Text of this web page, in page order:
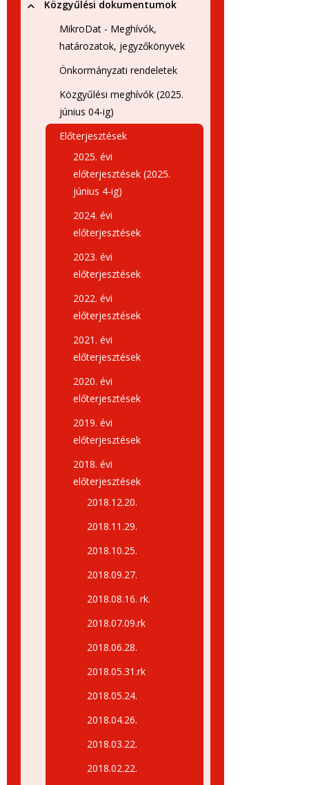
Közgyűlési dokumentumok
MikroDat - Meghívók,
határozatok, jegyzőkönyvek
Önkormányzati rendeletek
Közgyűlési meghívók (2025.
június 04-ig)
Előterjesztések
2025. évi
előterjesztések (2025.
június 4-ig)
2024. évi
előterjesztések
2023. évi
előterjesztések
2022. évi
előterjesztések
2021. évi
előterjesztések
2020. évi
előterjesztések
2019. évi
előterjesztések
2018. évi
előterjesztések
2018.12.20.
2018.11.29.
2018.10.25.
2018.09.27.
2018.08.16. rk.
2018.07.09.rk
2018.06.28.
2018.05.31.rk
2018.05.24.
2018.04.26.
2018.03.22.
2018.02.22.